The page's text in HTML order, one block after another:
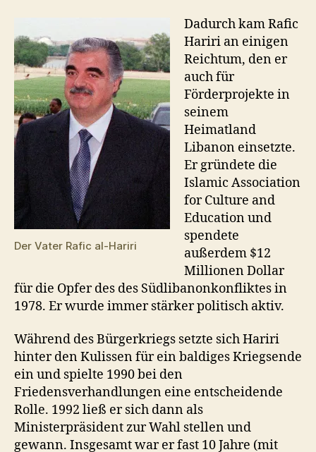
Der Vater Rafic al-Hariri
Dadurch kam Rafic
Hariri an einigen
Reichtum, den er
auch für
Förderprojekte in
seinem
Heimatland
Libanon einsetzte.
Er gründete die
Islamic Association
for Culture and
Education und
spendete
außerdem $12
Millionen Dollar
für die Opfer des des Südlibanonkonfliktes in
1978. Er wurde immer stärker politisch aktiv.
Während des Bürgerkriegs setzte sich Hariri
hinter den Kulissen für ein baldiges Kriegsende
ein und spielte 1990 bei den
Friedensverhandlungen eine entscheidende
Rolle. 1992 ließ er sich dann als
Ministerpräsident zur Wahl stellen und
gewann. Insgesamt war er fast 10 Jahre (mit